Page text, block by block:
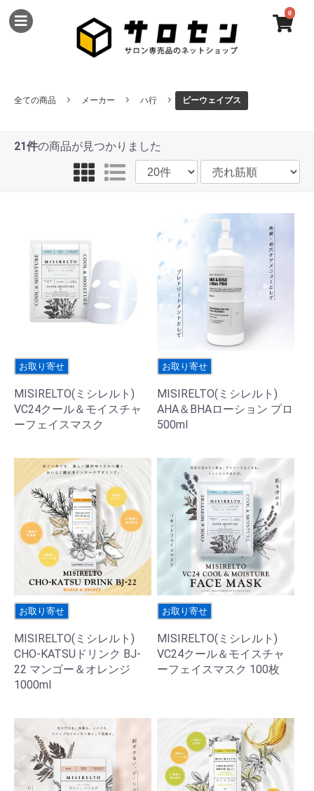
0
全ての商品 メーカー ハ行 ビーウェイブス
21件の商品が見つかりました
お取り寄せ
MISIRELTO(ミシレルト)
VC24クール＆モイスチャ
ーフェイスマスク
お取り寄せ
MISIRELTO(ミシレルト)
AHA＆BHAローション プロ
500ml
お取り寄せ
MISIRELTO(ミシレルト)
CHO-KATSUドリンク BJ-
22 マンゴー＆オレンジ
1000ml
お取り寄せ
MISIRELTO(ミシレルト)
VC24クール＆モイスチャ
ーフェイスマスク 100枚